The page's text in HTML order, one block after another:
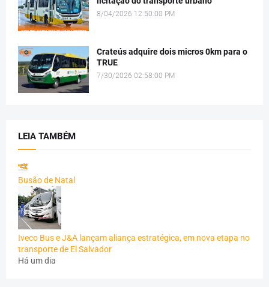
8/04/2026 12:50:00 PM
Crateús adquire dois micros 0km para o
TRUE
7/30/2026 02:58:00 PM
LEIA TAMBÉM
Busão de Natal
Iveco Bus e J&A lançam aliança estratégica, em nova etapa no
transporte de El Salvador
Há um dia